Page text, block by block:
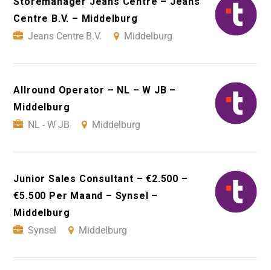
Centre B.V. – Middelburg
Jeans Centre B.V.
Middelburg
Allround Operator – NL – W JB –
Middelburg
NL - W JB
Middelburg
Junior Sales Consultant – €2.500 –
€5.500 Per Maand – Synsel –
Middelburg
Synsel
Middelburg